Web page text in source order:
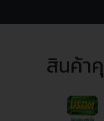
สินค้า